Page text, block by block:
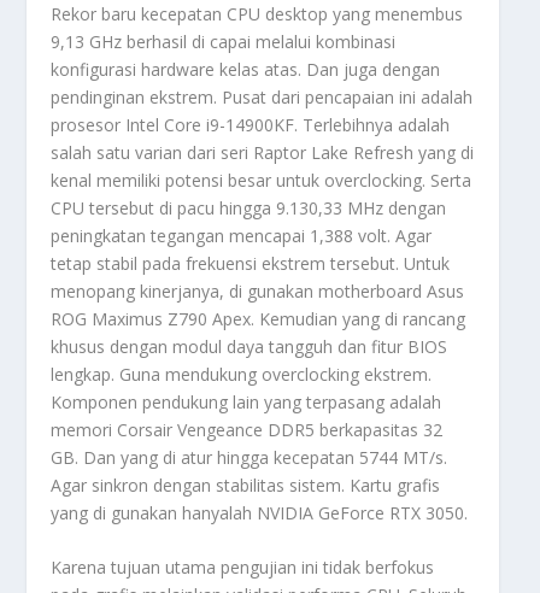
Rekor baru kecepatan CPU desktop yang menembus
9,13 GHz berhasil di capai melalui kombinasi
konfigurasi hardware kelas atas. Dan juga dengan
pendinginan ekstrem. Pusat dari pencapaian ini adalah
prosesor Intel Core i9-14900KF. Terlebihnya adalah
salah satu varian dari seri Raptor Lake Refresh yang di
kenal memiliki potensi besar untuk overclocking. Serta
CPU tersebut di pacu hingga 9.130,33 MHz dengan
peningkatan tegangan mencapai 1,388 volt. Agar
tetap stabil pada frekuensi ekstrem tersebut. Untuk
menopang kinerjanya, di gunakan motherboard Asus
ROG Maximus Z790 Apex. Kemudian yang di rancang
khusus dengan modul daya tangguh dan fitur BIOS
lengkap. Guna mendukung overclocking ekstrem.
Komponen pendukung lain yang terpasang adalah
memori Corsair Vengeance DDR5 berkapasitas 32
GB. Dan yang di atur hingga kecepatan 5744 MT/s.
Agar sinkron dengan stabilitas sistem. Kartu grafis
yang di gunakan hanyalah NVIDIA GeForce RTX 3050.
Karena tujuan utama pengujian ini tidak berfokus